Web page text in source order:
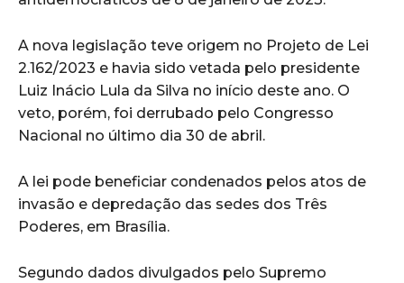
A nova legislação teve origem no Projeto de Lei
2.162/2023 e havia sido vetada pelo presidente
Luiz Inácio Lula da Silva no início deste ano. O
veto, porém, foi derrubado pelo Congresso
Nacional no último dia 30 de abril.
A lei pode beneficiar condenados pelos atos de
invasão e depredação das sedes dos Três
Poderes, em Brasília.
Segundo dados divulgados pelo Supremo